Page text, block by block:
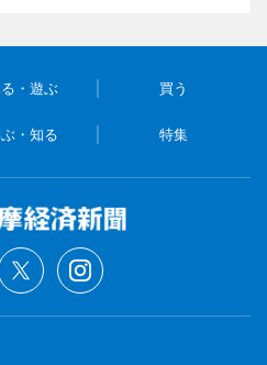
・遊ぶ 買う
・知る 特集